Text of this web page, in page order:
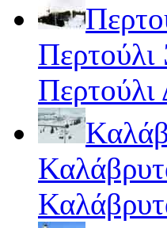
Περτούλι
Περτούλι